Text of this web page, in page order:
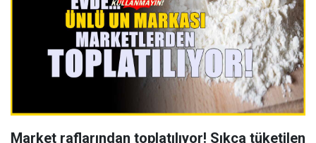
Market raflarından toplatılıyor! Sıkça tüketilen